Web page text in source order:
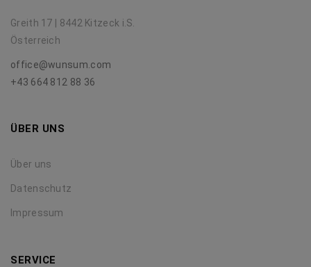
Greith 17 | 8442 Kitzeck i.S.
Österreich
office@wunsum.com
+43 664 812 88 36
ÜBER UNS
Über uns
Datenschutz
Impressum
SERVICE